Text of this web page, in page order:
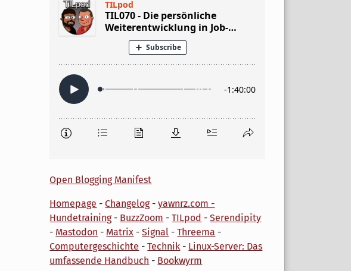
Open Blogging Manifest
Homepage -Changelog-yawnrz.com -
Hundetraining- BuzzZoom -TILpod -Serendipity
- Mastodon - Matrix -Signal -Threema -
Computergeschichte -Technik - Linux-Server: Das
umfassende Handbuch - Bookwyrm